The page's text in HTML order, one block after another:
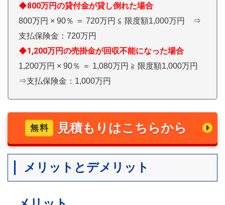
◆800万円の貸付金が貸し倒れた場合
800万円 × 90％ ＝ 720万円 ≦ 限度額1,000万円 ⇒
支払保険金：720万円
◆1,200万円の売掛金が回収不能になった場合
1,200万円 × 90％ ＝ 1,080万円 ≧ 限度額1,000万円
⇒支払保険金：1,000万円
無料 見積もりはこちらから
メリットとデメリット